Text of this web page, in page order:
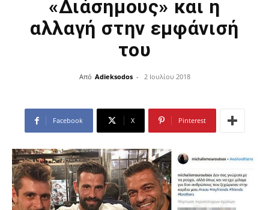
«Διάσημους» και η
αλλαγή στην εμφάνισή
του
Από Adieksodos - 2 Ιουλίου 2018
Facebook X Pinterest